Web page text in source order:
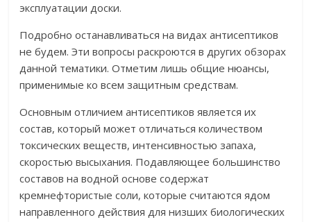
эксплуатации доски.
Подробно останавливаться на видах антисептиков
не будем. Эти вопросы раскроются в других обзорах
данной тематики. Отметим лишь общие нюансы,
применимые ко всем защитным средствам.
Основным отличием антисептиков является их
состав, который может отличаться количеством
токсических веществ, интенсивностью запаха,
скоростью высыхания. Подавляющее большинство
составов на водной основе содержат
кремнефтористые соли, которые считаются ядом
направленного действия для низших биологических